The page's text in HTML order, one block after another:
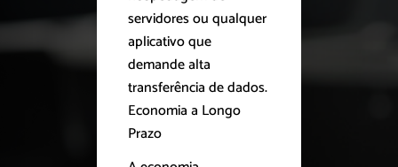
servidores ou qualquer
aplicativo que
demande alta
transferência de dados.
Economia a Longo
Prazo